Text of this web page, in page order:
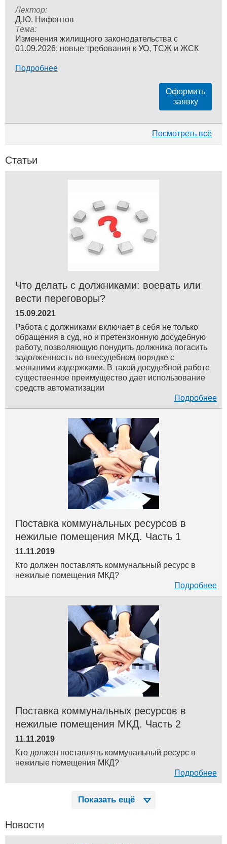
Лектор:
Д.Ю. Нифонтов
Тема:
Изменения жилищного законодательства с
01.09.2026: новые требования к УО, ТСЖ и ЖСК
Подробнее
Оформить
заявку
Посмотреть всё
Статьи
Что делать с должниками: воевать или
вести переговоры?
15.09.2021
Работа с должниками включает в себя не только
обращения в суд, но и претензионную досудебную
работу, позволяющую понудить должника погасить
задолженность во внесудебном порядке с
меньшими издержками. В такой досудебной работе
существенное преимущество дает использование
средств автоматизации
Подробнее
Поставка коммунальных ресурсов в
нежилые помещения МКД. Часть 1
11.11.2019
Кто должен поставлять коммунальный ресурс в
нежилые помещения МКД?
Подробнее
Поставка коммунальных ресурсов в
нежилые помещения МКД. Часть 2
11.11.2019
Кто должен поставлять коммунальный ресурс в
нежилые помещения МКД?
Подробнее
Показать ещё
Новости